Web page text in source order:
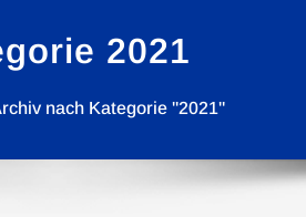
2021
nach Kategorie "2021"